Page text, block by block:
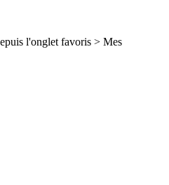
l'onglet favoris > Mes